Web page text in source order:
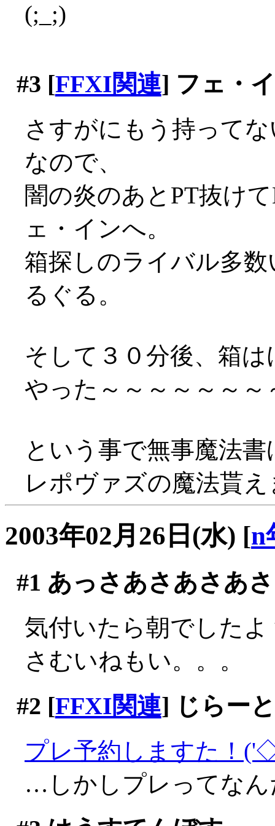
(;_;)
#3 [FFXI関連] フェ・
さすがにもう持って
なので、
闇の炎のあとPT抜け
ェ・インへ。
箱探しのライバル多
るぐる。
そして３０分後、箱は
やった～～～～～～～
という事で無事魔法
レポヴァズの魔法貰
2003年02月26日(水) [n
#1 あっさあさあさあ
気付いたら朝でしたよ
さむいねもい。。。
#2 [FFXI関連] じらーと
プレ予約しますた！
…しかしプレってなん